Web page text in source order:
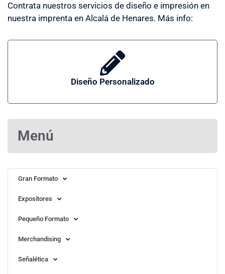
Diseño Personalizado
Contrata nuestros servicios de diseño e impresión en
nuestra imprenta en Alcalá de Henares. Más info:
Menú
Gran Formato
Expositores
Pequeño Formato
Merchandising
Señalética